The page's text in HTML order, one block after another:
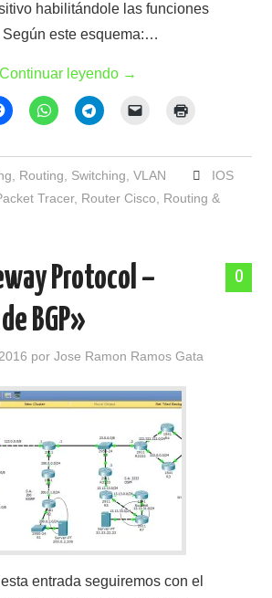
habilitándole las funciones
Según este esquema:…
Continuar leyendo →
Routing Switching VLAN
IOS
Tracer, Router Cisco
Routing &
0
Protocol –
BGP»
porJose Ramon Ramos Gata
entrada seguiremos con el